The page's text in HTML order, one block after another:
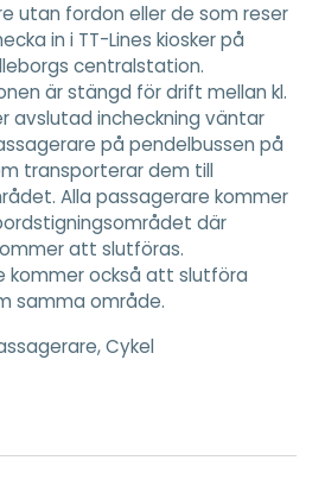
utan fordon eller de som reser
in i TT-Lines kiosker på
centralstation.
är stängd för drift mellan kl.
avslutad incheckning väntar
på pendelbussen på
transporterar dem till
Alla passagerare kommer
där
att slutföras.
kommer också att slutföra
samma område.
Cykel